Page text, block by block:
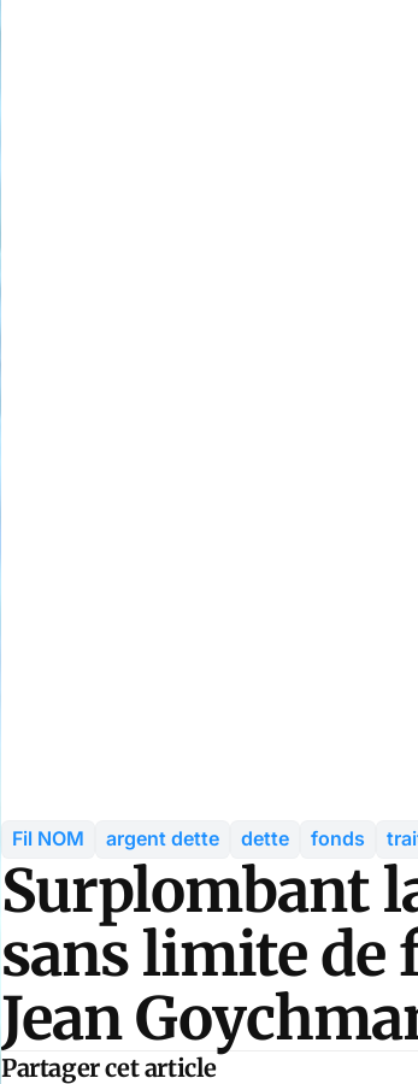
Fil NOM argent dette dette fonds
Surplombant
sans limite de
Jean
Partager cet article